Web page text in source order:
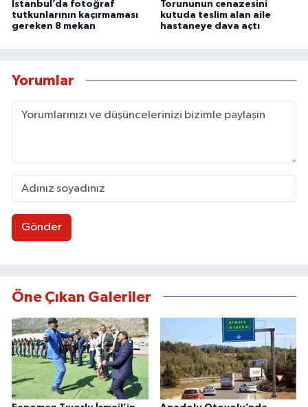
İstanbul’da fotoğraf
tutkunlarının kaçırmaması
gereken 8 mekan
Torununun cenazesini
kutuda teslim alan aile
hastaneye dava açtı
Yorumlar
Gönder
Öne Çıkan Galeriler